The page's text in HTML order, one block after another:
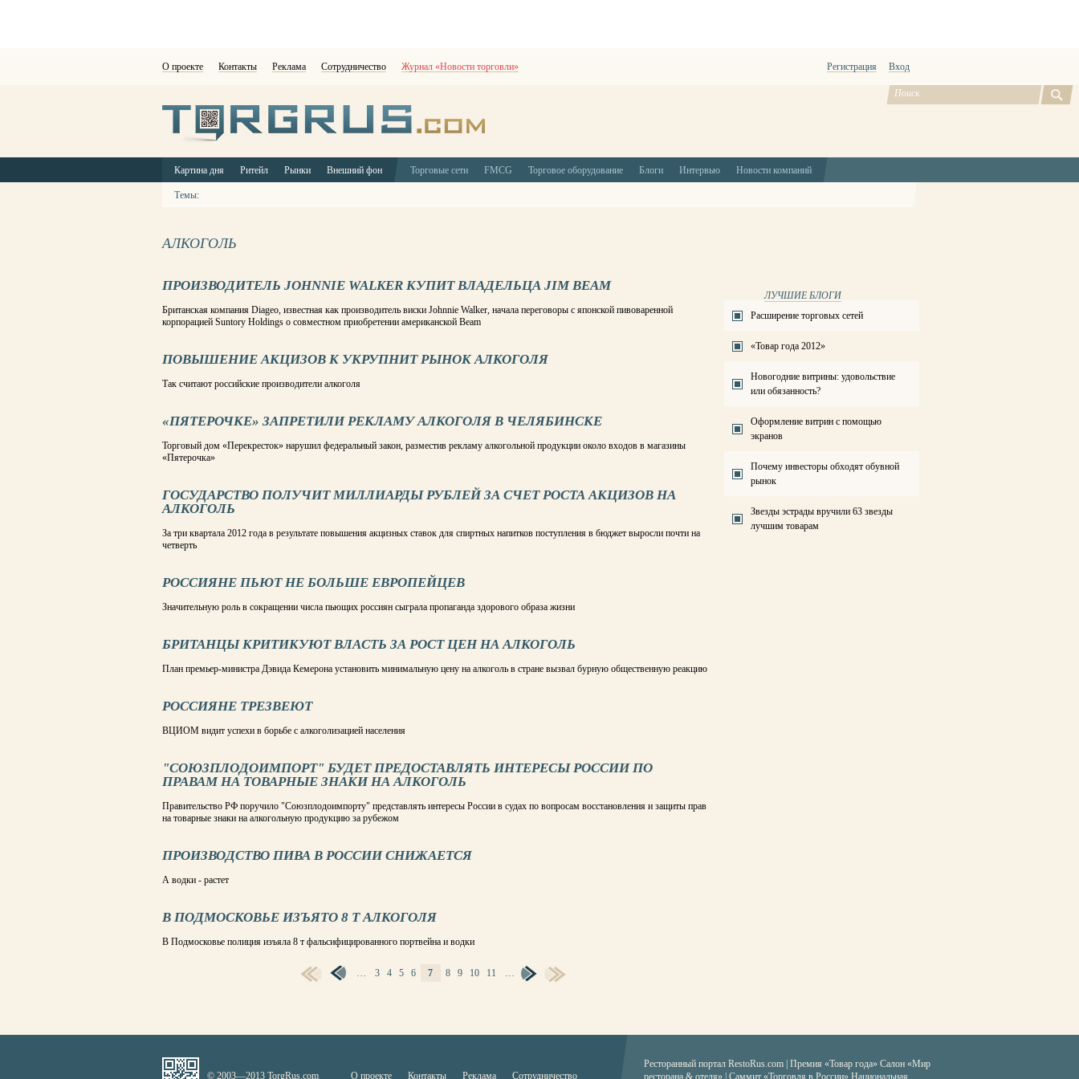
О проекте Контакты Реклама Сотрудничество Журнал «Новости торговли» Регистрация Вход
Картина дня Ритейл Рынки Внешний фон Торговые сети FMCG Торговое оборудование Блоги Интервью Новости компаний
Темы:
АЛКОГОЛЬ
ПРОИЗВОДИТЕЛЬ JOHNNIE WALKER КУПИТ ВЛАДЕЛЬЦА JIM BEAM
Британская компания Diageo, известная как производитель виски Johnnie Walker, начала переговоры с японской пивоваренной
корпорацией Suntory Holdings о совместном приобретении американской Beam
ПОВЫШЕНИЕ АКЦИЗОВ К УКРУПНИТ РЫНОК АЛКОГОЛЯ
Так считают российские производители алкоголя
«ПЯТЕРОЧКЕ» ЗАПРЕТИЛИ РЕКЛАМУ АЛКОГОЛЯ В ЧЕЛЯБИНСКЕ
Торговый дом «Перекресток» нарушил федеральный закон, разместив рекламу алкогольной продукции около входов в магазины
«Пятерочка»
ГОСУДАРСТВО ПОЛУЧИТ МИЛЛИАРДЫ РУБЛЕЙ ЗА СЧЕТ РОСТА АКЦИЗОВ НА
АЛКОГОЛЬ
За три квартала 2012 года в результате повышения акцизных ставок для спиртных напитков поступления в бюджет выросли почти на
четверть
РОССИЯНЕ ПЬЮТ НЕ БОЛЬШЕ ЕВРОПЕЙЦЕВ
Значительную роль в сокращении числа пьющих россиян сыграла пропаганда здорового образа жизни
БРИТАНЦЫ КРИТИКУЮТ ВЛАСТЬ ЗА РОСТ ЦЕН НА АЛКОГОЛЬ
План премьер-министра Дэвида Кемерона установить минимальную цену на алкоголь в стране вызвал бурную общественную реакцию
РОССИЯНЕ ТРЕЗВЕЮТ
ВЦИОМ видит успехи в борьбе с алкоголизацией населения
"СОЮЗПЛОДОИМПОРТ" БУДЕТ ПРЕДОСТАВЛЯТЬ ИНТЕРЕСЫ РОССИИ ПО
ПРАВАМ НА ТОВАРНЫЕ ЗНАКИ НА АЛКОГОЛЬ
Правительство РФ поручило "Союзплодоимпорту" представлять интересы России в судах по вопросам восстановления и защиты прав
на товарные знаки на алкогольную продукцию за рубежом
ПРОИЗВОДСТВО ПИВА В РОССИИ СНИЖАЕТСЯ
А водки - растет
В ПОДМОСКОВЬЕ ИЗЪЯТО 8 Т АЛКОГОЛЯ
В Подмосковье полиция изъяла 8 т фальсифицированного портвейна и водки
… 3 4 5 6 7 8 9 10 11 …
ЛУЧШИЕ БЛОГИ
Расширение торговых сетей
«Товар года 2012»
Новогодние витрины: удовольствие
или обязанность?
Оформление витрин с помощью
экранов
Почему инвесторы обходят обувной
рынок
Звезды эстрады вручили 63 звезды
лучшим товарам
© 2003—2013 TorgRus.com О проекте Контакты Реклама Сотрудничество
Ресторанный портал RestoRus.com Премия «Товар года» Салон «Мир
ресторана & отеля» | Саммит «Торговля в России» Национальная